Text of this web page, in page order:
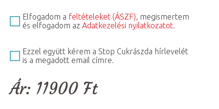
Elfogadom a feltételeket (ÁSZF), megismertem
és elfogadom az Adatkezelési nyilatkozatot.
Ezzel együtt kérem a Stop Cukrászda hírlevelét
is a megadott email címre.
Ár: 11900 Ft